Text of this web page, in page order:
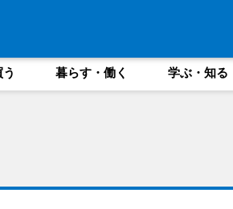
暮らす・働く 学ぶ・知る